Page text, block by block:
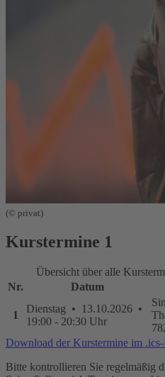
(© privat)
Kurstermine 1
Übersicht über alle
Nr.
Datum
1
Dienstag • 13.10.2026 •
19:00 - 20:30 Uhr
Download der Kurstermine im
Bitte kontrollieren Sie regelmäßig